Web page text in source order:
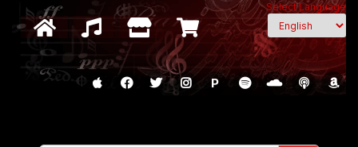
Select Language
P